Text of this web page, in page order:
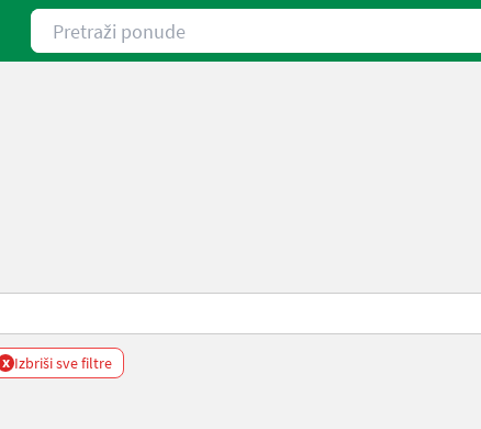
Pretraži ponude
x Izbriši sve filtre